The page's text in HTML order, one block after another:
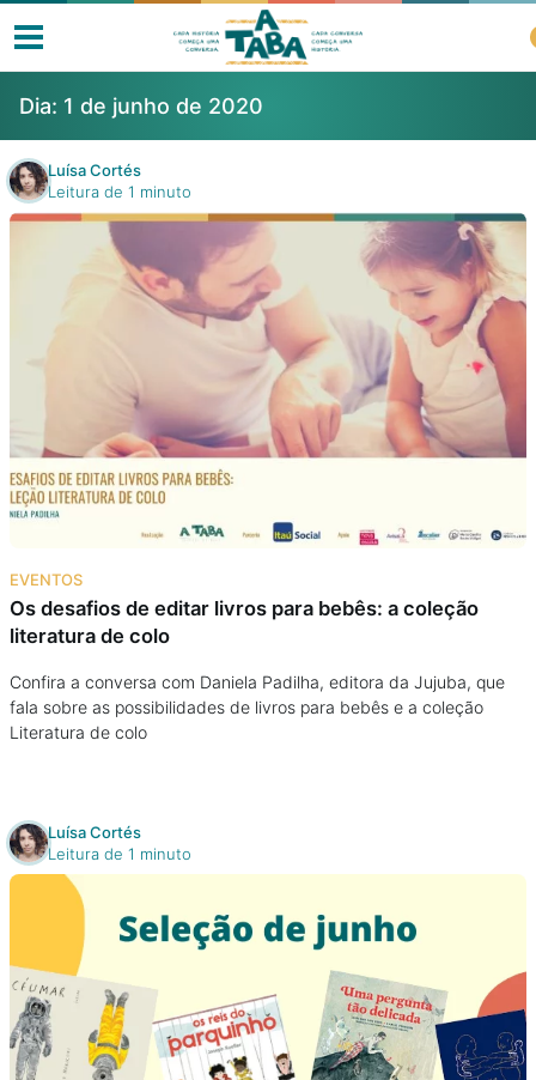
Livros
Resenhas
Clube de Leitores
Como ler?
Na família
Colunas
Colecionáveis
Cursos On line
E-Books
Eventos
Dia: 1 de junho de 2020
Luísa Cortés
Leitura de 1 minuto
EVENTOS
Os desafios de editar livros para bebês: a coleção
literatura de colo
Confira a conversa com Daniela Padilha, editora da Jujuba, que
fala sobre as possibilidades de livros para bebês e a coleção
Literatura de colo
Luísa Cortés
Leitura de 1 minuto